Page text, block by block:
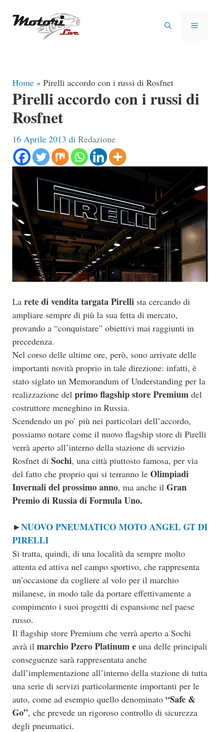
MENU
Home » Pirelli accordo con i russi di Rosfnet
Pirelli accordo con i russi di
Rosfnet
16 Aprile 2013 di Redazione
La rete di vendita targata Pirelli sta cercando di
ampliare sempre di più la sua fetta di mercato,
provando a “conquistare” obiettivi mai raggiunti in
precedenza.
Nel corso delle ultime ore, però, sono arrivate delle
importanti novità proprio in tale direzione: infatti, è
stato siglato un Memorandum of Understanding per la
realizzazione del primo flagship store Premium del
costruttore meneghino in Russia.
Scendendo un po’ più nei particolari dell’accordo,
possiamo notare come il nuovo flagship store di Pirelli
verrà aperto all’interno della stazione di servizio
Rosfnet di Sochi, una città piuttosto famosa, per via
del fatto che proprio qui si terranno le Olimpiadi
Invernali del prossimo anno, ma anche il Gran
Premio di Russia di Formula Uno.
►NUOVO PNEUMATICO MOTO ANGEL GT DI
PIRELLI
Si tratta, quindi, di una località da sempre molto
attenta ed attiva nel campo sportivo, che rappresenta
un’occasione da cogliere al volo per il marchio
milanese, in modo tale da portare effettivamente a
compimento i suoi progetti di espansione nel paese
russo.
Il flagship store Premium che verrà aperto a Sochi
avrà il marchio Pzero Platinum e una delle principali
conseguenze sarà rappresentata anche
dall’implementazione all’interno della stazione di tutta
una serie di servizi particolarmente importanti per le
auto, come ad esempio quello denominato “Safe &
Go”, che prevede un rigoroso controllo di sicurezza
degli pneumatici.